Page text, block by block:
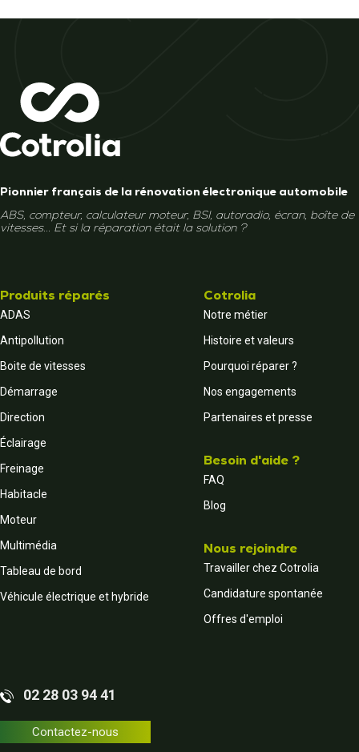
Pionnier français de la rénovation électronique automobile
ABS, compteur, calculateur moteur, BSI, autoradio, écran, boîte de
vitesses... Et si la réparation était la solution ?
Produits réparés
ADAS
Antipollution
Boite de vitesses
Démarrage
Direction
Éclairage
Freinage
Habitacle
Moteur
Multimédia
Tableau de bord
Véhicule électrique et hybride
Cotrolia
Notre métier
Histoire et valeurs
Pourquoi réparer ?
Nos engagements
Partenaires et presse
Besoin d'aide ?
FAQ
Blog
Nous rejoindre
Travailler chez Cotrolia
Candidature spontanée
Offres d'emploi
02 28 03 94 41
Contactez-nous